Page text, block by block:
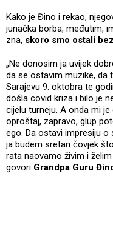
Kako je Đino i rekao,
junačka borba, međutim,
zna, skoro smo ostali bez
„Ne donosim ja uvijek
da se ostavim muzike, da
Sarajevu 9. oktobra te
došla covid kriza i bilo je
cijelu turneju. A onda mi
oproštaj, zapravo, glup
ego. Da ostavi impresiju
ja budem sretan čovjek
rata naovamo živim i
govori Grandpa Guru